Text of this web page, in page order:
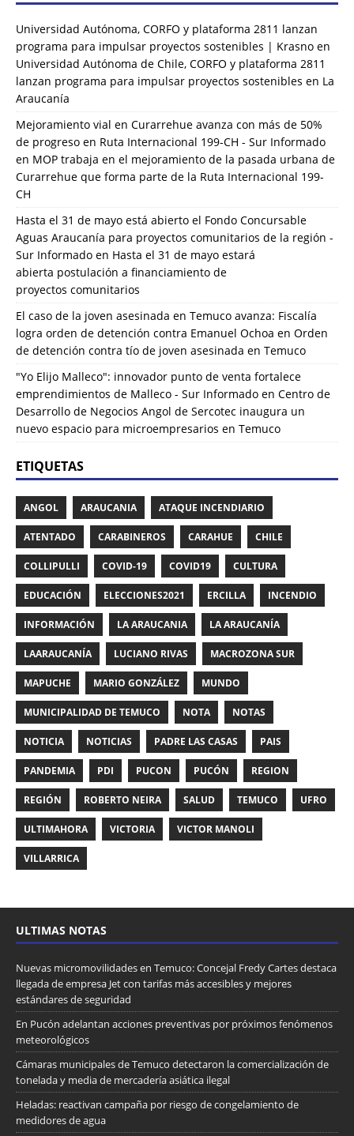
Universidad Autónoma, CORFO y plataforma 2811 lanzan
programa para impulsar proyectos sostenibles | Krasno en
Universidad Autónoma de Chile, CORFO y plataforma 2811
lanzan programa para impulsar proyectos sostenibles en La
Araucanía
Mejoramiento vial en Curarrehue avanza con más de 50%
de progreso en Ruta Internacional 199-CH - Sur Informado
en MOP trabaja en el mejoramiento de la pasada urbana de
Curarrehue que forma parte de la Ruta Internacional 199-
CH
Hasta el 31 de mayo está abierto el Fondo Concursable
Aguas Araucanía para proyectos comunitarios de la región -
Sur Informado en Hasta el 31 de mayo estará
abierta postulación a financiamiento de
proyectos comunitarios
El caso de la joven asesinada en Temuco avanza: Fiscalía
logra orden de detención contra Emanuel Ochoa en Orden
de detención contra tío de joven asesinada en Temuco
"Yo Elijo Malleco": innovador punto de venta fortalece
emprendimientos de Malleco - Sur Informado en Centro de
Desarrollo de Negocios Angol de Sercotec inaugura un
nuevo espacio para microempresarios en Temuco
ETIQUETAS
ANGOL ARAUCANIA ATAQUE INCENDIARIO
ATENTADO CARABINEROS CARAHUE CHILE
COLLIPULLI COVID-19 COVID19 CULTURA
EDUCACIÓN ELECCIONES2021 ERCILLA INCENDIO
INFORMACIÓN LA ARAUCANIA LA ARAUCANÍA
LAARAUCANÍA LUCIANO RIVAS MACROZONA SUR
MAPUCHE MARIO GONZÁLEZ MUNDO
MUNICIPALIDAD DE TEMUCO NOTA NOTAS
NOTICIA NOTICIAS PADRE LAS CASAS PAIS
PANDEMIA PDI PUCON PUCÓN REGION
REGIÓN ROBERTO NEIRA SALUD TEMUCO UFRO
ULTIMAHORA VICTORIA VICTOR MANOLI
VILLARRICA
ULTIMAS NOTAS
Nuevas micromovilidades en Temuco: Concejal Fredy Cartes destaca
llegada de empresa Jet con tarifas más accesibles y mejores
estándares de seguridad
En Pucón adelantan acciones preventivas por próximos fenómenos
meteorológicos
Cámaras municipales de Temuco detectaron la comercialización de
tonelada y media de mercadería asiática ilegal
Heladas: reactivan campaña por riesgo de congelamiento de
medidores de agua